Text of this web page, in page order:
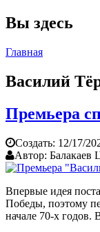
Вы здесь
Главная
Василий
Премьера
Создать: 12/17/
Автор: Балакаев
Впервые идея
Победы, поэтому
начале 70-х годов.